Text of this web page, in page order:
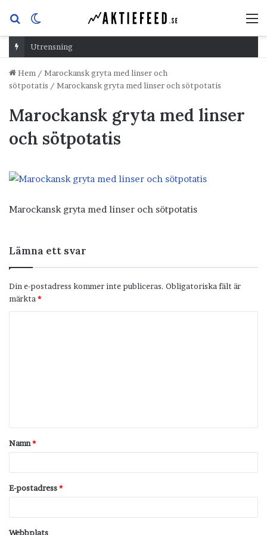
Sök
efterskin
Utrensning
Hem / Marockansk gryta med linser och
sötpotatis / Marockansk gryta med linser och sötpotatis
Marockansk gryta med linser
och sötpotatis
Marockansk gryta med linser och sötpotatis
Lämna ett svar
Din e-postadress kommer inte publiceras. Obligatoriska fält är
märkta *
t
a
Namn*
E-postadress*
Webbplats